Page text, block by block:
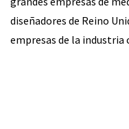
diseñadores de Reino
empresas de la industria